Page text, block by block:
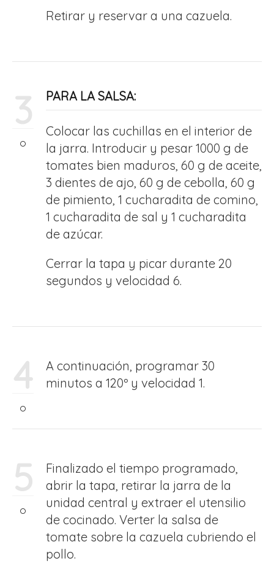
Retirar y reservar a una cazuela.
3 PARA LA SALSA:
Colocar las cuchillas en el interior de
la jarra. Introducir y pesar 1000 g de
tomates bien maduros, 60 g de aceite,
3 dientes de ajo, 60 g de cebolla, 60 g
de pimiento, 1 cucharadita de comino,
1 cucharadita de sal y 1 cucharadita
de azúcar.
Cerrar la tapa y picar durante 20
segundos y velocidad 6.
4
A continuación, programar 30
minutos a 120º y velocidad 1.
5
Finalizado el tiempo programado,
abrir la tapa, retirar la jarra de la
unidad central y extraer el utensilio
de cocinado. Verter la salsa de
tomate sobre la cazuela cubriendo el
pollo.